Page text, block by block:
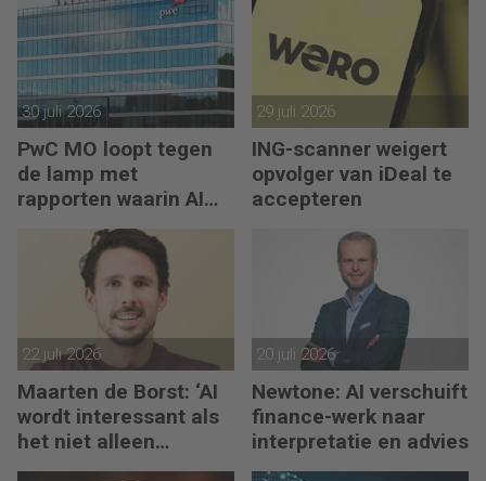
30 juli 2026
PwC MO loopt tegen
de lamp met
rapporten waarin AI
erop los liegt
29 juli 2026
ING-scanner weigert
opvolger van iDeal te
accepteren
22 juli 2026
Maarten de Borst: ‘AI
wordt interessant als
het niet alleen
meedenkt, maar ook
20 juli 2026
Newtone: AI verschuift
finance-werk naar
interpretatie en advies